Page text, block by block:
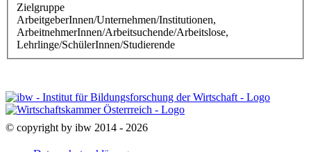
Zielgruppe
ArbeitgeberInnen/Unternehmen/Institutionen,
ArbeitnehmerInnen/Arbeitsuchende/Arbeitslose,
Lehrlinge/SchülerInnen/Studierende
© copyright by ibw 2014 - 2026